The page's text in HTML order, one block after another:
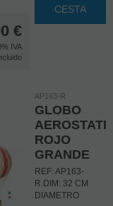
€
IVA
CESTA
AP163-R
GLOBO
ROJO
GRANDE
REF: AP163-
R.DIM: 32 CM
DIAMETRO